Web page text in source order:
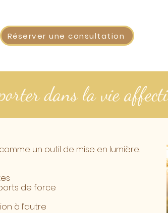
Réserver une consultation
dans la vie
un outil de mise en lumière.
de force
à l’autre